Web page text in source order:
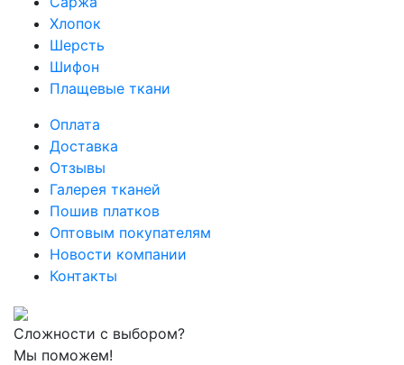
Хлопок
Шерсть
Шифон
Плащевые ткани
Оплата
Доставка
Отзывы
Галерея тканей
Пошив платков
Оптовым покупателям
Новости компании
Контакты
Сложности с выбором?
Мы поможем!